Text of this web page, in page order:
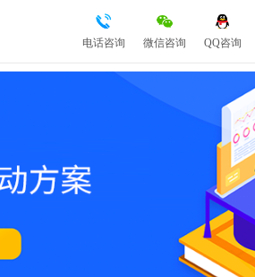
QQ咨询
微信咨询
电话咨询